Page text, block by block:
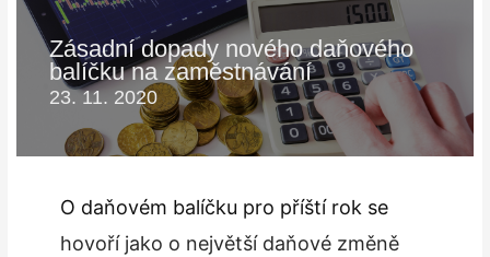
Zásadní dopady nového daňového
balíčku na zaměstnávání
23. 11. 2020
O daňovém balíčku pro příští rok se
hovoří jako o největší daňové změně